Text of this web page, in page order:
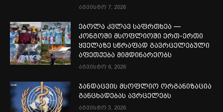
აგვისტო 7, 2026
ებოლა კვლავ საფრთხეა —
კონგოში მსოფლიოში ერთ-ერთი
ყველაზე სწრაფად გავრცელებული
აფეთქება მიმდინარეობს
აგვისტო 6, 2026
ჯანდაცვის მსოფლიო ორგანიზაცია
განცხადებას ავრცელებს
აგვისტო 3, 2026